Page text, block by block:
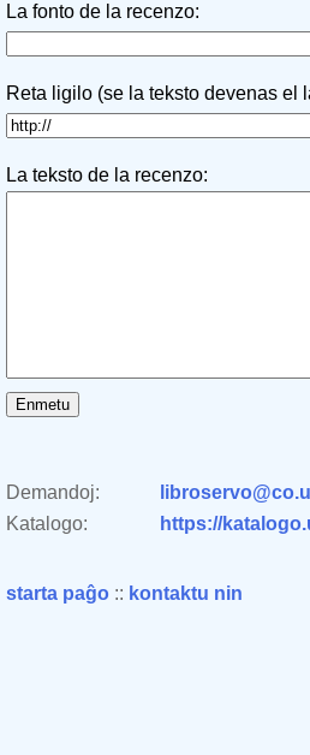
La fonto de la recenzo:
Reta ligilo (se la teksto devenas el
La teksto de la recenzo:
Demandoj:
Katalogo:
https://
starta paĝo :: kontaktu nin